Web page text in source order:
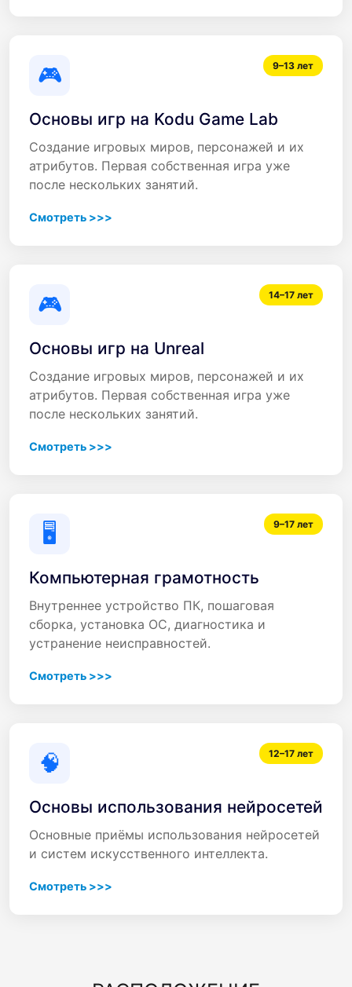
🎮 9–13 лет
Основы игр на Kodu Game Lab
Создание игровых миров, персонажей и их
атрибутов. Первая собственная игра уже
после нескольких занятий.
Смотреть >>>
🎮 14–17 лет
Основы игр на Unreal
Создание игровых миров, персонажей и их
атрибутов. Первая собственная игра уже
после нескольких занятий.
Смотреть >>>
🖥️ 9–17 лет
Компьютерная грамотность
Внутреннее устройство ПК, пошаговая
сборка, установка ОС, диагностика и
устранение неисправностей.
Смотреть >>>
🧠 12–17 лет
Основы использования нейросетей
Основные приёмы использования нейросетей
и систем искусственного интеллекта.
Смотреть >>>